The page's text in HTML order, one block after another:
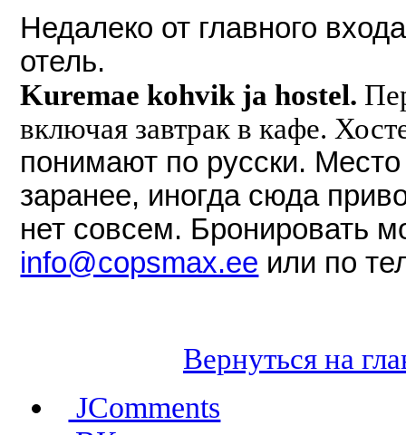
Недалеко от главного
отель.
Kuremae kohvik ja hostel.
включая завтрак в кафе.
понимают по русски.
заранее, иногда сюда
нет совсем. Бронировать
info@copsmax.ee или по
Вернуться на
JComments